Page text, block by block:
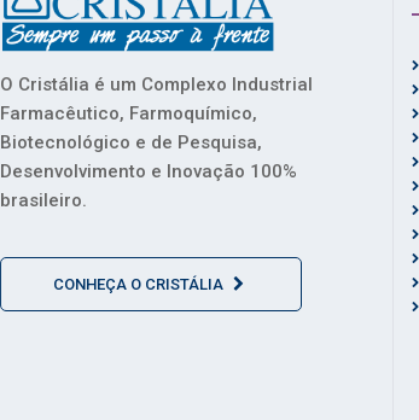
O Cristália é um Complexo Industrial
Farmacêutico, Farmoquímico,
Biotecnológico e de Pesquisa,
Desenvolvimento e Inovação 100%
brasileiro.
CONHEÇA O CRISTÁLIA